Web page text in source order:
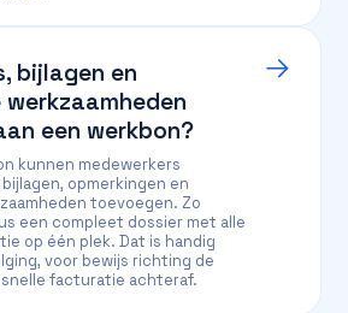
bijlagen en
een werkbon?
kunnen medewerkers
opmerkingen en
toevoegen. Zo
een compleet dossier met alle
op één plek. Dat is handig
voor bewijs richting de
facturatie achteraf.